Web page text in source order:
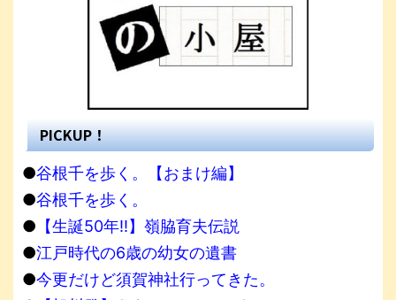
PICKUP！
●谷根千を歩く。【おまけ編】
●谷根千を歩く。
● 【生誕50年!!】嶺脇育夫伝説
●江戸時代の6歳の幼女の遺書
●今更だけど須賀神社行ってきた。